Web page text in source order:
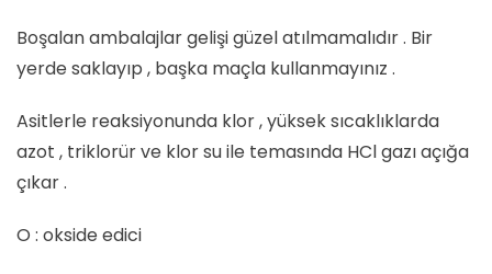
Boşalan ambalajlar gelişi güzel atılmamalıdır . Bir
yerde saklayıp , başka maçla kullanmayınız .
Asitlerle reaksiyonunda klor , yüksek sıcaklıklarda
azot , triklorür ve klor su ile temasında HCl gazı açığa
çıkar .
O : okside edici